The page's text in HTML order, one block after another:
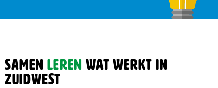
Samen leren wat werkt in
Zuidwest